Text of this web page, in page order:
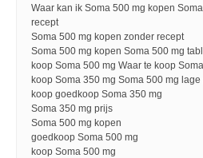
Waar kan ik Soma 500 mg kopen
recept
Soma 500 mg kopen zonder recept
Soma 500 mg kopen Soma 500 mg
koop Soma 500 mg Waar te koop
koop Soma 350 mg Soma 500 mg lage
koop goedkoop Soma 350 mg
Soma 350 mg prijs
Soma 500 mg kopen
goedkoop Soma 500 mg
koop Soma 500 mg